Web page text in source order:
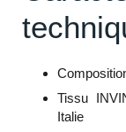
Tissu
Italie